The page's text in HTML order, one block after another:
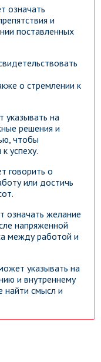
означать
и
поставленных
о стремлении к
указывать на
решения и
чтобы
успеху.
говорить о
или достичь
означать желание
напряженной
между работой и
указывать на
и внутреннему
найти смысл и